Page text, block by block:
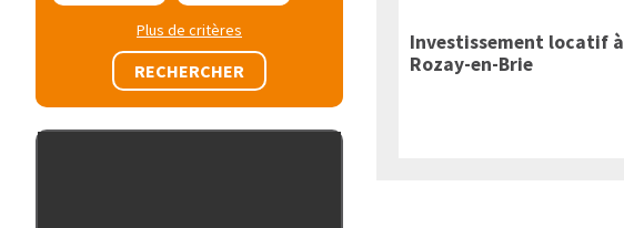
Plus de critères
Investissement locatif à
Rozay-en-Brie